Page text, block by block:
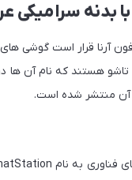
بدنه سرامیکی
آرنا قرار است گوشی
هستند که نام آن ها
آن منتشر شده است.